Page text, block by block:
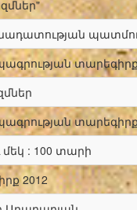
տարեգիրք
: 100 տարի
2012